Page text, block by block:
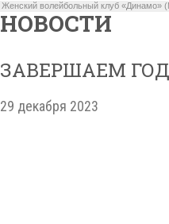
Женский волейбольный клуб «Динамо»
НОВОСТИ
ЗАВЕРШАЕМ
29 декабря 2023